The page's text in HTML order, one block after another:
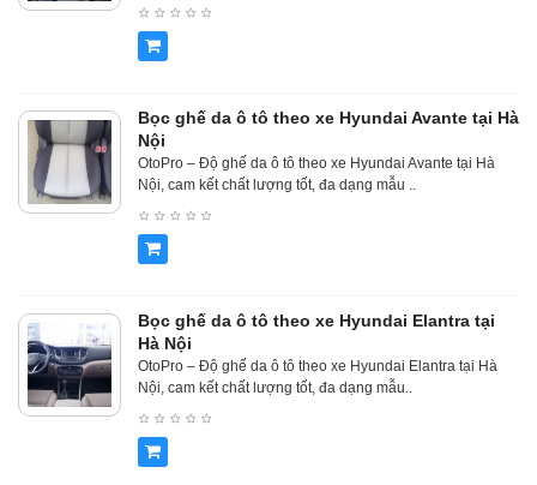
Bọc ghế da ô tô theo xe Hyundai Avante tại Hà
Nội
OtoPro – Độ ghế da ô tô theo xe Hyundai Avante tại Hà
Nội, cam kết chất lượng tốt, đa dạng mẫu ..
Bọc ghế da ô tô theo xe Hyundai Elantra tại
Hà Nội
OtoPro – Độ ghế da ô tô theo xe Hyundai Elantra tại Hà
Nội, cam kết chất lượng tốt, đa dạng mẫu..